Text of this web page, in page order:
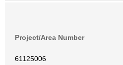
Project/Area Number
61125006